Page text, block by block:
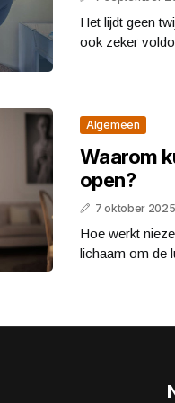
Het lijdt geen
ook zeker
Algemeen
Waarom
open?
7 oktober 2025
Hoe werkt
lichaam om de